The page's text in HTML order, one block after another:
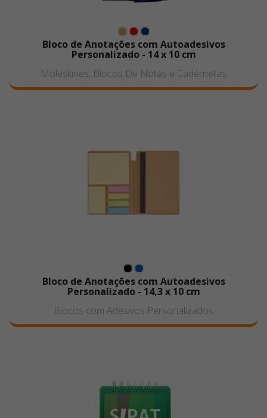
Bloco de Anotações com Autoadesivos
Personalizado - 14 x 10 cm
Moleskines, Blocos De Notas e Cadernetas
Bloco de Anotações com Autoadesivos
Personalizado - 14,3 x 10 cm
Blocos com Adesivos Personalizados